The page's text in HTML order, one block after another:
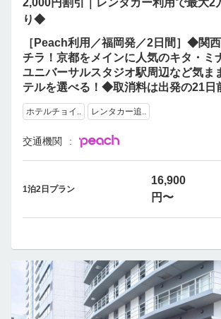
り◆
［Peach利用／福岡発／2日間］◆関
チラ！京都をメインに人気のキタ・ミ
ユニバーサルスタジオ駅周辺など気ま
テルを選べる！◆取消料は出発の21日
ホテルチョイ.. レンタカー追..
交通機関
1泊2日プラン
16,900
円〜